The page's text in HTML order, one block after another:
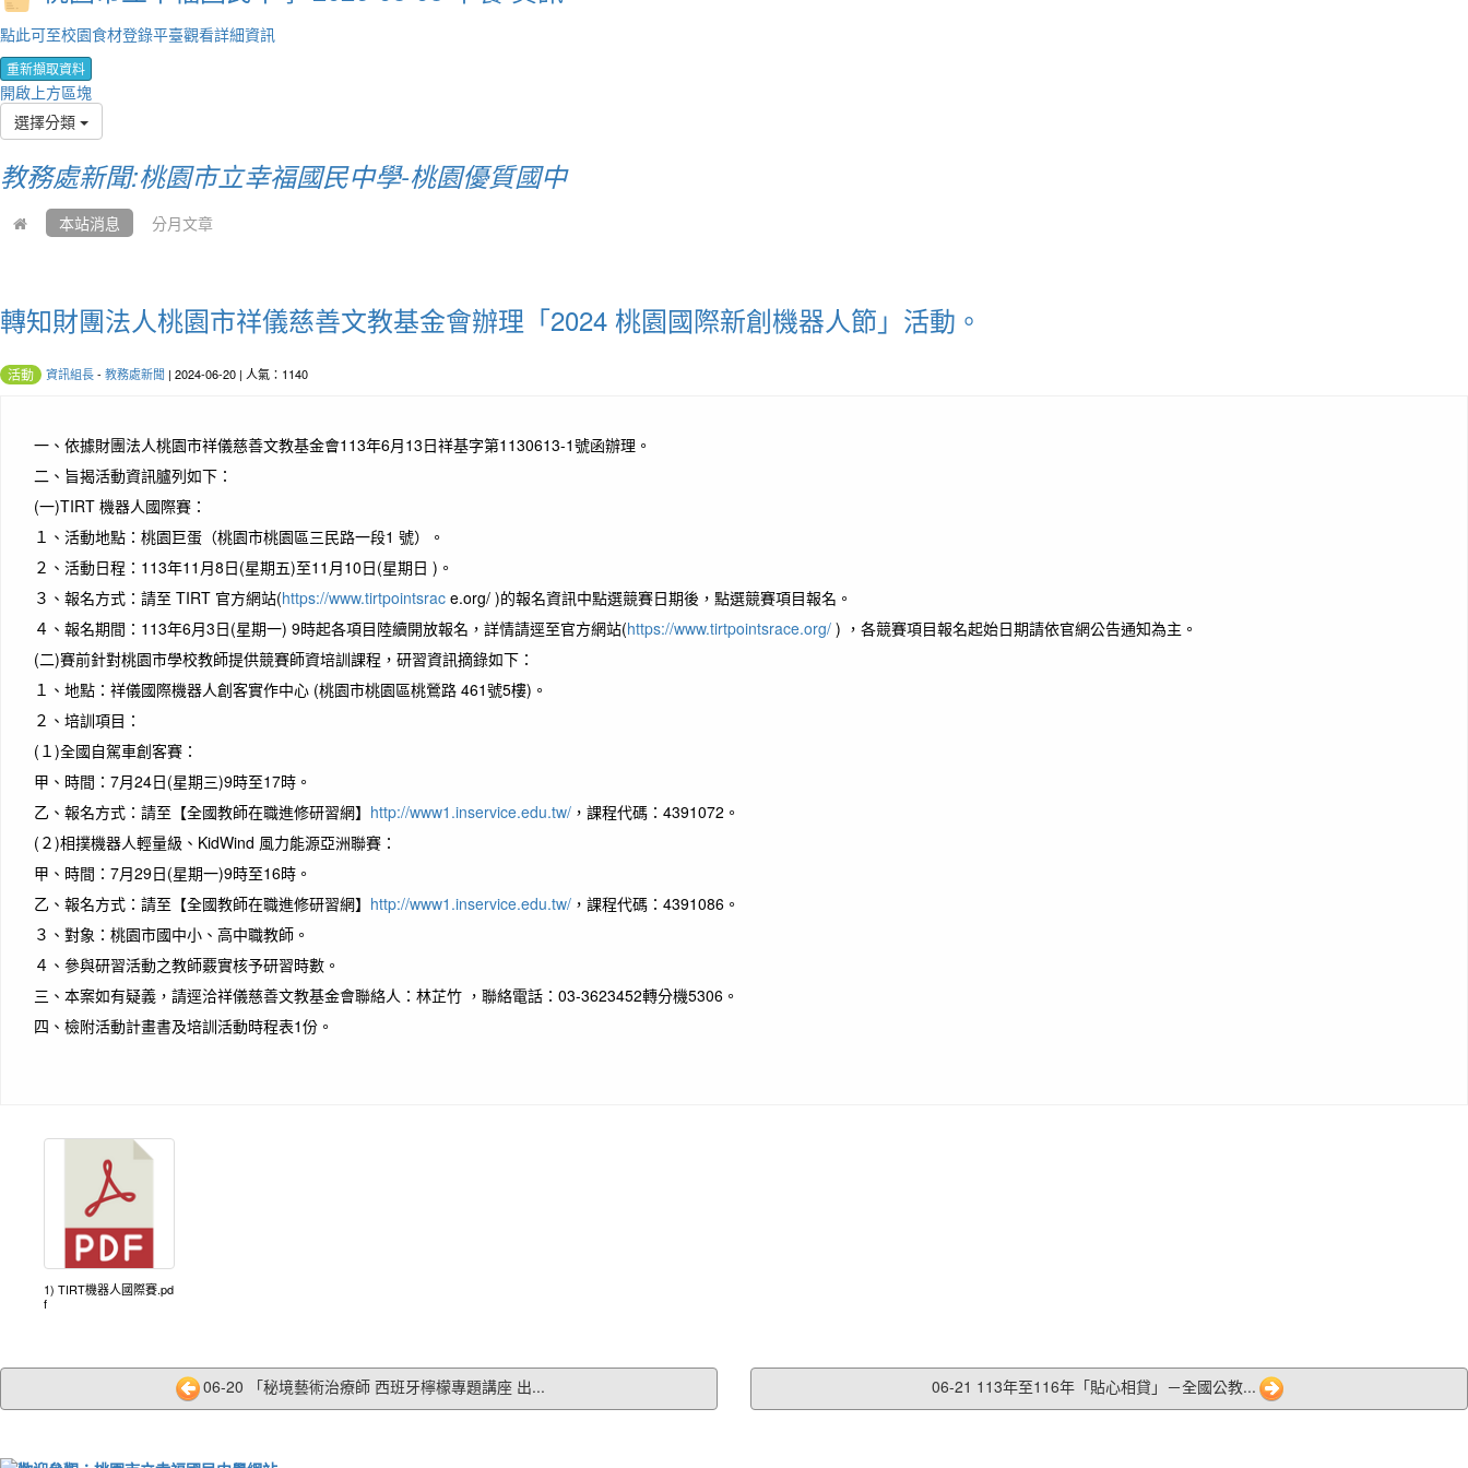
點此可至校園食材登錄平臺觀看詳細資訊
重新擷取資料
開啟上方區塊
選擇分類
教務處新聞:桃園市立幸福國民中學-桃園優質國中
本站消息 分月文章
轉知財團法人桃園市祥儀慈善文教基金會辦理「2024 桃園國際新創機器人節」活動。
活動 資訊組長- 教務處新聞 | 2024-06-20 | 人氣：1140
一、 依據財團法人桃園市祥儀慈善文教基金會113年6月13日祥基字第1130613-1號函辦理。
二、 旨揭活動資訊臚列如下：
(一)TIRT 機器人國際賽：
１、 活動地點：桃園巨蛋（桃園市桃園區三民路一段1 號）。
２、 活動日程：113年11月8日(星期五)至11月10日(星期日 )。
３、 報名方式：請至 TIRT 官方網站(https://www.tirtpointsrac e.org/ )的報名資訊中點選競賽日期後，點選競賽項目報名。
４、 報名期間：113年6月3日(星期一) 9時起各項目陸續開放報名，詳情請逕至官方網站(https://www.tirtpointsrace.org/ ) ，各競賽項目報名起始日期請依官網公告通知為主。
(二)賽前針對桃園市學校教師提供競賽師資培訓課程，研習資訊摘錄如下：
１、 地點：祥儀國際機器人創客實作中心 (桃園市桃園區桃鶯路 461號5樓)。
２、 培訓項目：
(１)全國自駕車創客賽：
甲、 時間：7月24日(星期三)9時至17時。
乙、 報名方式：請至【全國教師在職進修研習網】 http://www1.inservice.edu.tw/ ，課程代碼：4391072。
(２)相撲機器人輕量級、KidWind 風力能源亞洲聯賽：
甲、 時間：7月29日(星期一)9時至16時。
乙、 報名方式：請至【全國教師在職進修研習網】 http://www1.inservice.edu.tw/ ，課程代碼：4391086。
３、 對象：桃園市國中小、高中職教師。
４、 參與研習活動之教師覈實核予研習時數。
三、 本案如有疑義，請逕洽祥儀慈善文教基金會聯絡人：林芷竹 ，聯絡電話：03-3623452轉分機5306。
四、 檢附活動計畫書及培訓活動時程表1份。
1) TIRT機器人國際賽.pd
f
06-20 「秘境藝術治療師 西班牙檸檬專題講座 出... 06-21 113年至116年「貼心相貸」－全國公教...